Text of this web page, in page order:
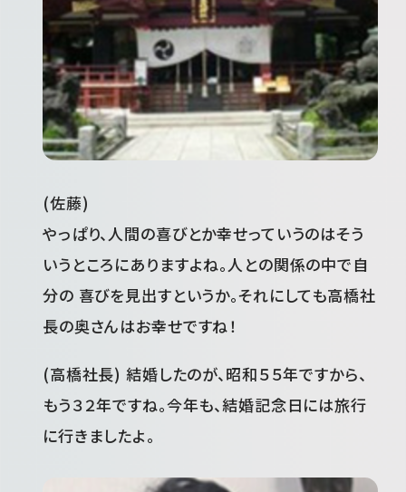
(佐藤)
やっぱり、人間の喜びとか幸せっていうのはそう
いうところにありますよね。人との関係の中で自
分の 喜びを見出すというか。それにしても高橋社
長の奥さんはお幸せですね！
(高橋社長) 結婚したのが、昭和５５年ですから、
もう３２年ですね。今年も、結婚記念日には旅行
に行きましたよ。